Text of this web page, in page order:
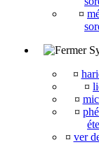
¤
¤
¤
¤
¤
¤ ver